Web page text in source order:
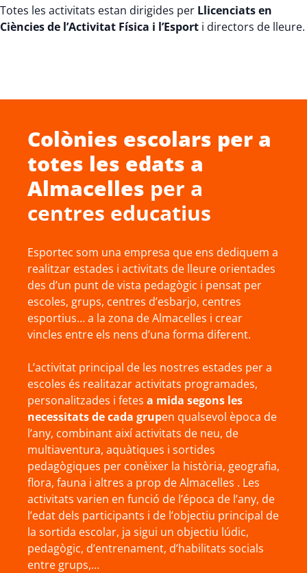
Totes les activitats estan dirigides per Llicenciats en
Ciències de l’Activitat Física i l’Esport i directors de lleure.
Colònies escolars per a
totes les edats a
Almacelles per a
centres educatius
Esportec som una empresa que ens dediquem a
realitzar estades i activitats de lleure orientades
des d’un punt de vista pedagògic i pensat per
escoles, grups, centres d’esbarjo, centres
esportius… a la zona de Almacelles i crear
vincles entre els nens d’una forma diferent.
L’activitat principal de les nostres estades per a
escoles és realitazar activitats programades,
personalitzades i fetes a mida segons les
necessitats de cada grupen qualsevol època de
l’any, combinant així activitats de neu, de
multiaventura, aquàtiques i sortides
pedagògiques per conèixer la història, geografia,
flora, fauna i altres a prop de Almacelles . Les
activitats varien en funció de l’época de l’any, de
l’edat dels participants i de l’objectiu principal de
la sortida escolar, ja sigui un objectiu lúdic,
pedagògic, d’entrenament, d’habilitats socials
entre grups,…